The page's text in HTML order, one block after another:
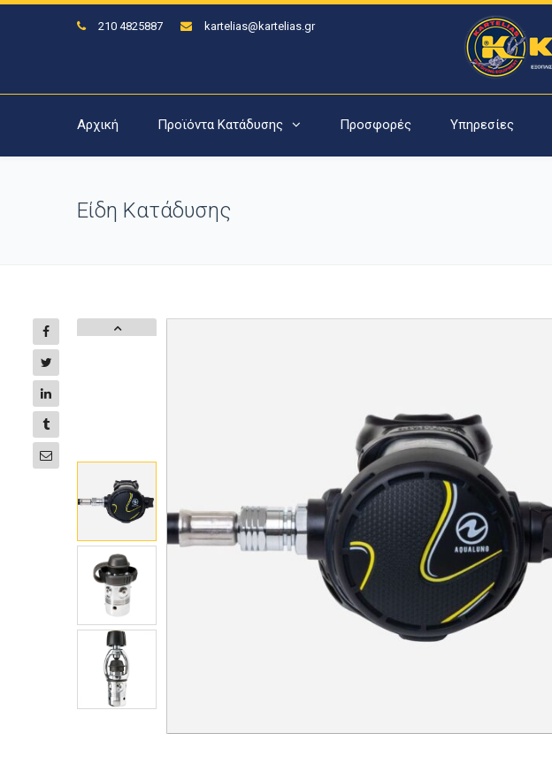
210 4825887 kartelias@kartelias.gr
Αρχική Προϊόντα Κατάδυσης Προσφορές Υπηρεσίες
Είδη Κατάδυσης